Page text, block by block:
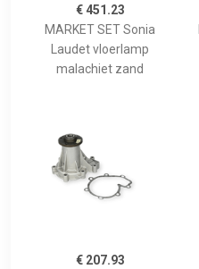
€ 451.23
MARKET SET Sonia
Laudet vloerlamp
malachiet zand
€ 207.93